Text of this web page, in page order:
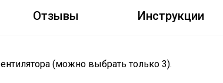
Отзывы Инструкции
(можно выбрать только 3).